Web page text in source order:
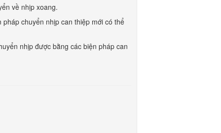
về nhịp xoang.
chuyển nhịp can thiệp mới có thể
nhịp được bằng các biện pháp can